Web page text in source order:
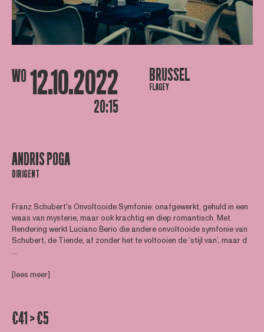
WO 12.10.2022
20:15
BRUSSEL
FLAGEY
ANDRIS POGA
DIRIGENT
Franz Schubert's Onvoltooide Symfonie: onafgewerkt, gehuld in een
waas van mysterie, maar ook krachtig en diep romantisch. Met
Rendering werkt Luciano Berio die andere onvoltooide symfonie van
Schubert, de Tiende, af zonder het te voltooien de ‘stijl van’, maar d
...
[lees meer]
€41 > €5